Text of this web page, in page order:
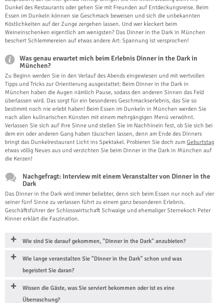
Dunkel des Restaurants oder gehen Sie mit Freunden auf Entdeckungsreise. Beim
Essen im Dunkeln können sie Geschmack beweisen und sich die unbekannten
Köstlichkeiten auf der Zunge zergehen lassen. Und wer kleckert beim
Weineinschenken eigentlich am wenigsten? Das Dinner in the Dark in München
beschert Schlemmereien auf etwas andere Art: Spannung ist versprochen!
Was genau erwartet mich beim Erlebnis Dinner in the Dark in
München?
Zu Beginn werden Sie in den Verlauf des Abends eingewiesen und mit wertvollen
Tipps und Tricks zur Orientierung ausgestattet: Beim Dinner in the Dark in
München haben die Augen nämlich Pause, sodass den anderen Sinnen das Feld
überlassen wird. Das sorgt für ein besonderes Geschmackserlebnis, das Sie so
bestimmt noch nie erlebt haben! Beim Essen im Dunkeln in München werden Sie
nach allen kulinarischen Künsten mit einem mehrgängigen Menü verwöhnt.
Verlassen Sie sich auf Ihre Sinne und stellen Sie im Nachhinein fest, ob Sie sich bei
dem ein oder anderen Gang haben täuschen lassen, denn am Ende des Dinners
bringt das Dunkelrestaurant Licht ins Spektakel. Probieren Sie doch zum Geburtstag
etwas völlig Neues aus und verzichten Sie beim Dinner in the Dark in München auf
die Kerzen!
Nachgefragt: Interview mit einem Veranstalter von Dinner in the
Dark
Das Dinner in the Dark wird immer beliebter, denn sich beim Essen nur noch auf vier
seiner fünf Sinne zu verlassen führt zu einem ganz besonderen Erlebnis.
Geschäftsführer der Schlosswirtschaft Schwaige und ehemaliger Sternekoch Peter
Kinner erklärt die Faszination.
Wie sind Sie darauf gekommen, "Dinner in the Dark" anzubieten?
Wie lange veranstalten Sie "Dinner in the Dark" schon und was
begeistert Sie daran?
Wissen die Gäste, was Sie serviert bekommen oder ist es eine
Überraschung?